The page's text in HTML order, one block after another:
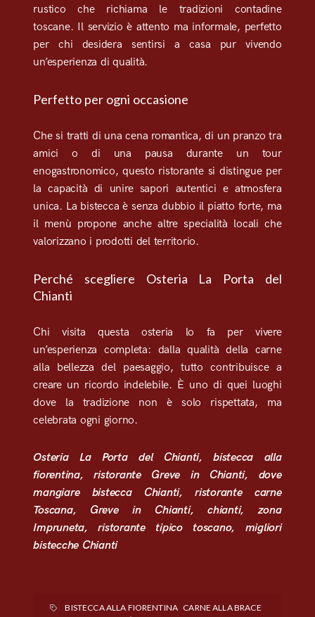
rustico che richiama le tradizioni contadine
toscane. Il servizio è attento ma informale, perfetto
per chi desidera sentirsi a casa pur vivendo
un’esperienza di qualità.
Perfetto per ogni occasione
Che si tratti di una cena romantica, di un pranzo tra
amici o di una pausa durante un tour
enogastronomico, questo ristorante si distingue per
la capacità di unire sapori autentici e atmosfera
unica. La bistecca è senza dubbio il piatto forte, ma
il menù propone anche altre specialità locali che
valorizzano i prodotti del territorio.
Perché scegliere Osteria La Porta del
Chianti
Chi visita questa osteria lo fa per vivere
un’esperienza completa: dalla qualità della carne
alla bellezza del paesaggio, tutto contribuisce a
creare un ricordo indelebile. È uno di quei luoghi
dove la tradizione non è solo rispettata, ma
celebrata ogni giorno.
Osteria La Porta del Chianti, bistecca alla
fiorentina, ristorante Greve in Chianti, dove
mangiare bistecca Chianti, ristorante carne
Toscana, Greve in Chianti, chianti, zona
Impruneta, ristorante tipico toscano, migliori
bistecche Chianti
BISTECCA ALLA FIORENTINA CARNE ALLA BRACE